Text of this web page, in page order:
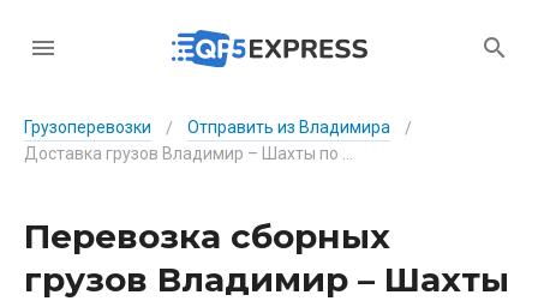
Грузоперевозки / Отправить из Владимира
/
Перевозка сборных
грузов Владимир – Шахты